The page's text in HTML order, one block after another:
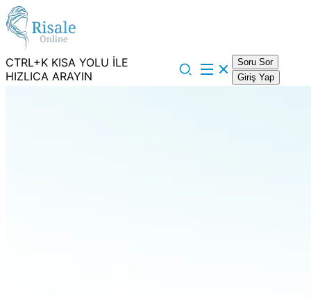
CTRL+K KISA YOLU İLE
HIZLICA ARAYIN
Soru Sor
Giriş Yap